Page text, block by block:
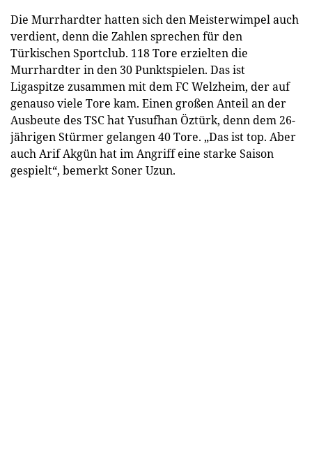
Die Murrhardter hatten sich den Meisterwimpel auch
verdient, denn die Zahlen sprechen für den
Türkischen Sportclub. 118 Tore erzielten die
Murrhardter in den 30 Punktspielen. Das ist
Ligaspitze zusammen mit dem FC Welzheim, der auf
genauso viele Tore kam. Einen großen Anteil an der
Ausbeute des TSC hat Yusufhan Öztürk, denn dem 26-
jährigen Stürmer gelangen 40 Tore. „Das ist top. Aber
auch Arif Akgün hat im Angriff eine starke Saison
gespielt“, bemerkt Soner Uzun.